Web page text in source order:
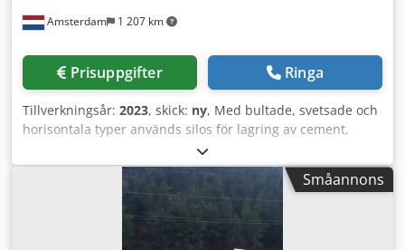
Amsterdam 1 207 km
Prisuppgifter Ringa
Tillverkningsår: 2023, skick: ny, Med bultade, svetsade och
horisontala typer används silos för lagring av cement,
flygaska, bentonit och andra bulkvaror. Chsdpegavacofx
Amrsa Svetsade silos Svetsade silos föredras vid lagring av
mindre volymer. De kan monteras och tas i drift på två
timmar med en kran. Denna typ är ett populärt val för
lokala lösningar där transportkostnader inte är avgörande.
Semix kan tillverka svetsade silos i storlekar från 50 till 150
Småannons